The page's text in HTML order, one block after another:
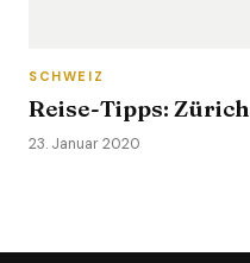
SCHWEIZ
Reise-Tipps: Zürich
23. Januar 2020